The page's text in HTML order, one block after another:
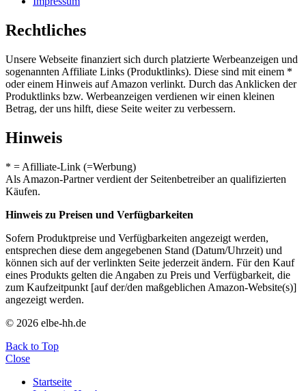
Rechtliches
Unsere Webseite finanziert sich durch platzierte Werbeanzeigen und
sogenannten Affiliate Links (Produktlinks). Diese sind mit einem *
oder einem Hinweis auf Amazon verlinkt. Durch das Anklicken der
Produktlinks bzw. Werbeanzeigen verdienen wir einen kleinen
Betrag, der uns hilft, diese Seite weiter zu verbessern.
Hinweis
* = Afilliate-Link (=Werbung)
Als Amazon-Partner verdient der Seitenbetreiber an qualifizierten
Käufen.
Hinweis zu Preisen und Verfügbarkeiten
Sofern Produktpreise und Verfügbarkeiten angezeigt werden,
entsprechen diese dem angegebenen Stand (Datum/Uhrzeit) und
können sich auf der verlinkten Seite jederzeit ändern. Für den Kauf
eines Produkts gelten die Angaben zu Preis und Verfügbarkeit, die
zum Kaufzeitpunkt [auf der/den maßgeblichen Amazon-Website(s)]
angezeigt werden.
© 2026 elbe-hh.de
Back to Top
Close
Startseite